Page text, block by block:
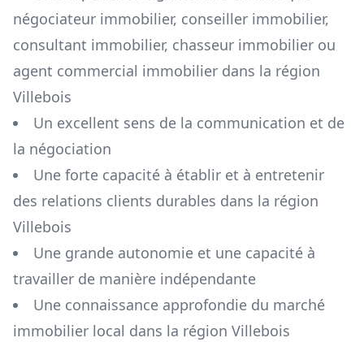
négociateur immobilier, conseiller immobilier,
consultant immobilier, chasseur immobilier ou
agent commercial immobilier dans la région
Villebois
Un excellent sens de la communication et de
la négociation
Une forte capacité à établir et à entretenir
des relations clients durables dans la région
Villebois
Une grande autonomie et une capacité à
travailler de manière indépendante
Une connaissance approfondie du marché
immobilier local dans la région Villebois